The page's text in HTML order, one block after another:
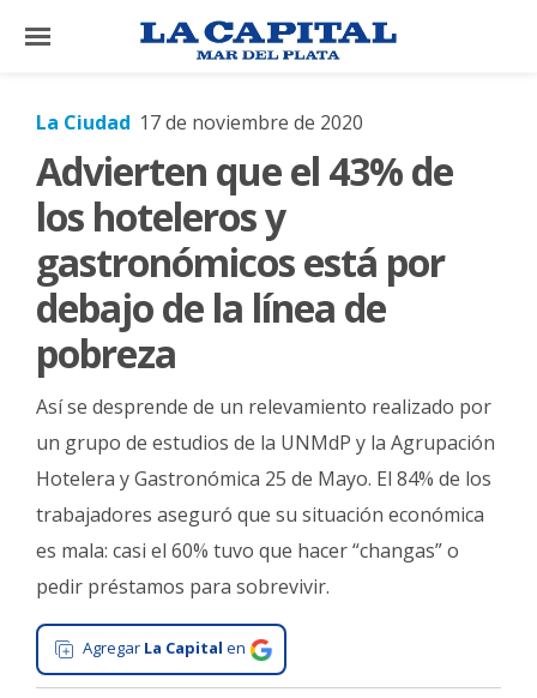
×
El
País
Mundo
La
Zona
Tecnología
Gastronomía
Salud
General
La
Ciudad
La Ciudad 17 de noviembre de 2020
Advierten que el 43% de
los hoteleros y
gastronómicos está por
debajo de la línea de
pobreza
Así se desprende de un relevamiento realizado por
un grupo de estudios de la UNMdP y la Agrupación
Hotelera y Gastronómica 25 de Mayo. El 84% de los
trabajadores aseguró que su situación económica
es mala: casi el 60% tuvo que hacer “changas” o
pedir préstamos para sobrevivir.
Agregar La Capital en